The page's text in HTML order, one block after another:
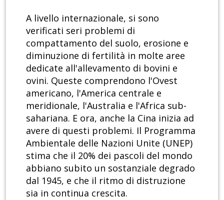
A livello internazionale, si sono
verificati seri problemi di
compattamento del suolo, erosione e
diminuzione di fertilità in molte aree
dedicate all'allevamento di bovini e
ovini. Queste comprendono l'Ovest
americano, l'America centrale e
meridionale, l'Australia e l'Africa sub-
sahariana. E ora, anche la Cina inizia ad
avere di questi problemi. Il Programma
Ambientale delle Nazioni Unite (UNEP)
stima che il 20% dei pascoli del mondo
abbiano subito un sostanziale degrado
dal 1945, e che il ritmo di distruzione
sia in continua crescita.